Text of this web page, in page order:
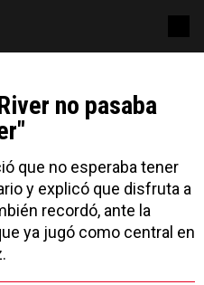
no pasaba
que no esperaba tener
y explicó que disfruta a
recordó, ante la
ya jugó como central en